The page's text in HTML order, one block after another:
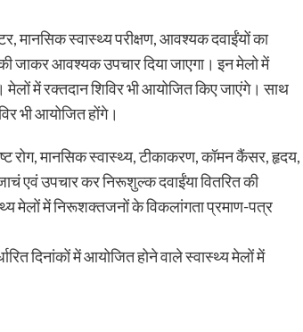
मानसिक स्वास्थ्य परीक्षण, आवश्यक दवाईंयों का
जाकर आवश्यक उपचार दिया जाएगा। इन मेलो में
में रक्तदान शिविर भी आयोजित किए जाएंगे। साथ
भी आयोजित होंगे।
रोग, मानसिक स्वास्थ्य, टीकाकरण, कॉमन कैंसर, हृदय,
जाचं एवं उपचार कर निरूशुल्क दवाईंया वितरित की
मेलों में निरूशक्तजनों के विकलांगता प्रमाण-पत्र
दिनांकों में आयोजित होने वाले स्वास्थ्य मेलों में